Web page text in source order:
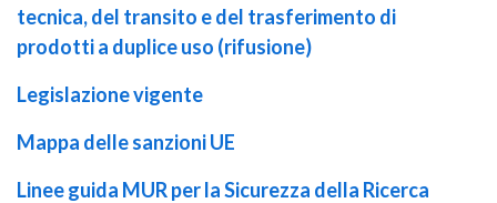
tecnica, del transito e del trasferimento di
prodotti a duplice uso (rifusione)
Legislazione vigente
Mappa delle sanzioni UE
Linee guida MUR per la Sicurezza della Ricerca